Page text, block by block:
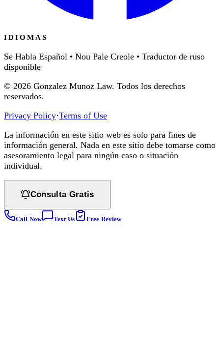
IDIOMAS
Se Habla Español • Nou Pale Creole • Traductor de ruso
disponible
© 2026 Gonzalez Munoz Law. Todos los derechos
reservados.
Privacy Policy·Terms of Use
La información en este sitio web es solo para fines de
información general. Nada en este sitio debe tomarse como
asesoramiento legal para ningún caso o situación
individual.
Consulta Gratis
Call Now Text Us Free Review